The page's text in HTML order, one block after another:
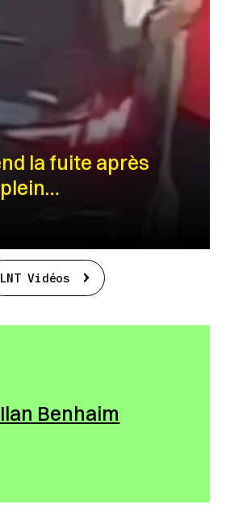
la fuite après
LNT Vidéos
Benhaim